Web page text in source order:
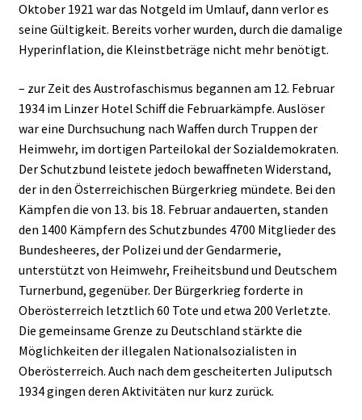
Oktober 1921 war das Notgeld im Umlauf, dann verlor es
seine Gültigkeit. Bereits vorher wurden, durch die damalige
Hyperinflation, die Kleinstbeträge nicht mehr benötigt.
– zur Zeit des Austrofaschismus begannen am 12. Februar
1934 im Linzer Hotel Schiff die Februarkämpfe. Auslöser
war eine Durchsuchung nach Waffen durch Truppen der
Heimwehr, im dortigen Parteilokal der Sozialdemokraten.
Der Schutzbund leistete jedoch bewaffneten Widerstand,
der in den Österreichischen Bürgerkrieg mündete. Bei den
Kämpfen die von 13. bis 18. Februar andauerten, standen
den 1400 Kämpfern des Schutzbundes 4700 Mitglieder des
Bundesheeres, der Polizei und der Gendarmerie,
unterstützt von Heimwehr, Freiheitsbund und Deutschem
Turnerbund, gegenüber. Der Bürgerkrieg forderte in
Oberösterreich letztlich 60 Tote und etwa 200 Verletzte.
Die gemeinsame Grenze zu Deutschland stärkte die
Möglichkeiten der illegalen Nationalsozialisten in
Oberösterreich. Auch nach dem gescheiterten Juliputsch
1934 gingen deren Aktivitäten nur kurz zurück.